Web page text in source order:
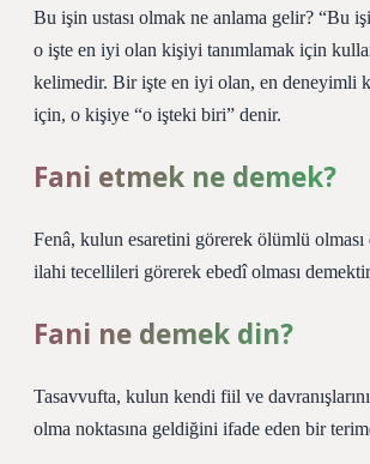
Bu işin ustası olmak ne anlama gelir? “Bu
o işte en iyi olan kişiyi tanımlamak için
kelimedir. Bir işte en iyi olan, en deneyimli
için, o kişiye “o işteki biri” denir.
Fani etmek ne demek?
Fenâ, kulun esaretini görerek ölümlü
ilahi tecellileri görerek ebedî olması
Fani ne demek din?
Tasavvufta, kulun kendi fiil ve
olma noktasına geldiğini ifade eden bir